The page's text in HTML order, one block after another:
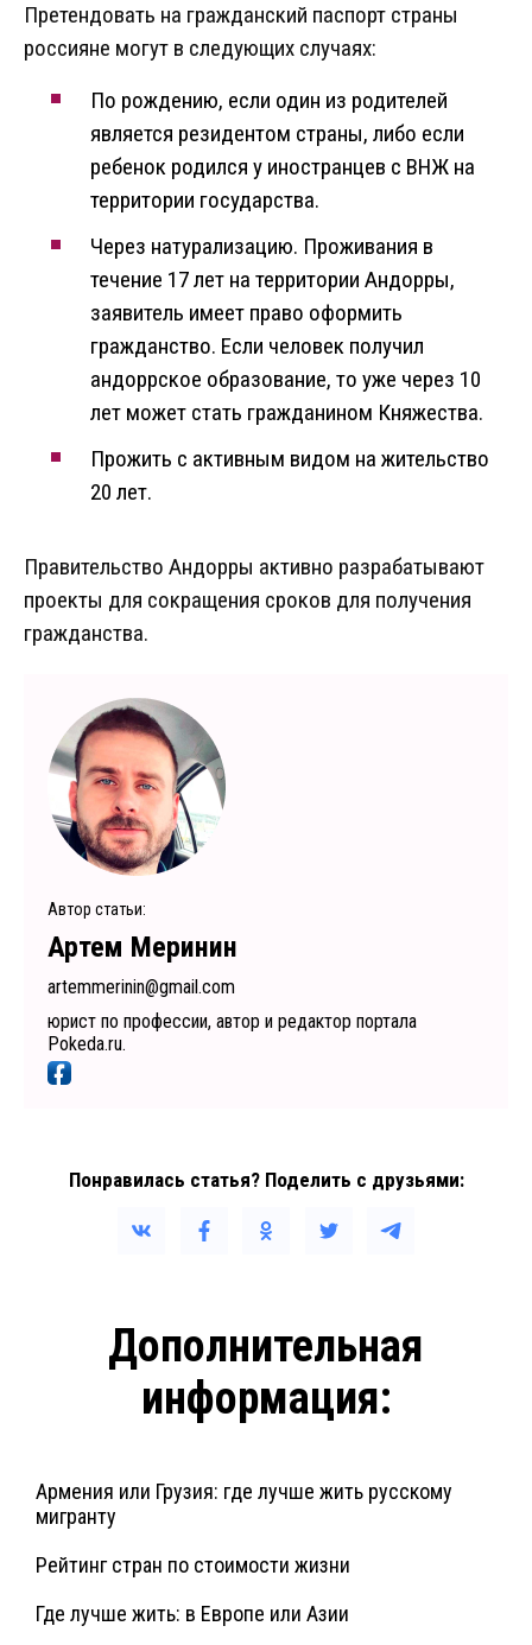
Претендовать на гражданский паспорт страны
россияне могут в следующих случаях:
По рождению, если один из родителей
является резидентом страны, либо если
ребенок родился у иностранцев с ВНЖ на
территории государства.
Через натурализацию. Проживания в
течение 17 лет на территории Андорры,
заявитель имеет право оформить
гражданство. Если человек получил
андоррское образование, то уже через 10
лет может стать гражданином Княжества.
Прожить с активным видом на жительство
20 лет.
Правительство Андорры активно разрабатывают
проекты для сокращения сроков для получения
гражданства.
Автор статьи:
Артем Меринин
artemmerinin@gmail.com
юрист по профессии, автор и редактор портала
Pokeda.ru.
Понравилась статья? Поделить с друзьями:
Дополнительная
информация:
Армения или Грузия: где лучше жить русскому
мигранту
Рейтинг стран по стоимости жизни
Где лучше жить: в Европе или Азии